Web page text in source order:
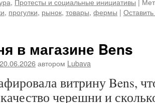
, прогулки, рынок, товары, фермы |
в магазине Bens
20.06.2026автором Lubava
витрину Bens,
черешни и